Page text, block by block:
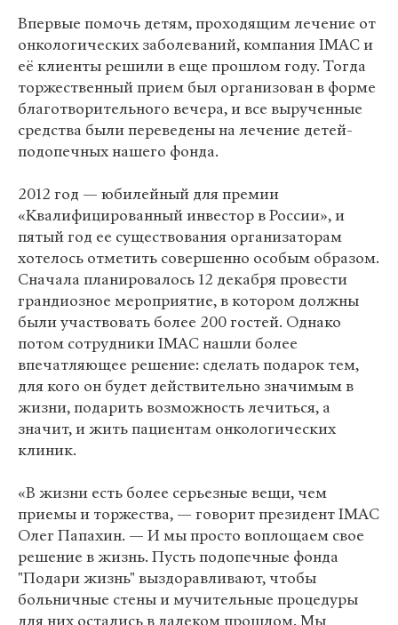
Впервые помочь детям, проходящим лечение от
онкологических заболеваний, компания IMAC и
её клиенты решили в еще прошлом году. Тогда
торжественный прием был организован в форме
благотворительного вечера, и все вырученные
средства были переведены на лечение детей-
подопечных нашего фонда.
2012 год — юбилейный для премии
«Квалифицированный инвестор в России», и
пятый год ее существования организаторам
хотелось отметить совершенно особым образом.
Сначала планировалось 12 декабря провести
грандиозное мероприятие, в котором должны
были участвовать более 200 гостей. Однако
потом сотрудники IMAC нашли более
впечатляющее решение: сделать подарок тем,
для кого он будет действительно значимым в
жизни, подарить возможность лечиться, а
значит, и жить пациентам онкологических
клиник.
«В жизни есть более серьезные вещи, чем
приемы и торжества, — говорит президент IMAC
Олег Папахин. — И мы просто воплощаем свое
решение в жизнь. Пусть подопечные фонда
"Подари жизнь" выздоравливают, чтобы
больничные стены и мучительные процедуры
для них остались в далеком прошлом. Мы